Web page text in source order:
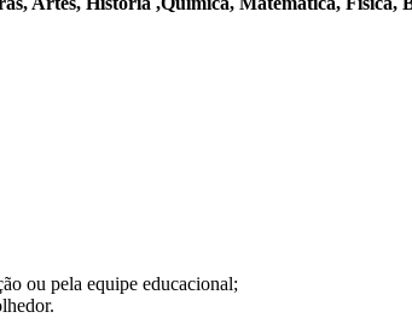
ou pela equipe educacional;